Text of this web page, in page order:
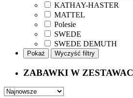
KATHAY-HASTER
MATTEL
Polesie
SWEDE
SWEDE DEMUTH
Pokaż Wyczyść filtry
ZABAWKI W